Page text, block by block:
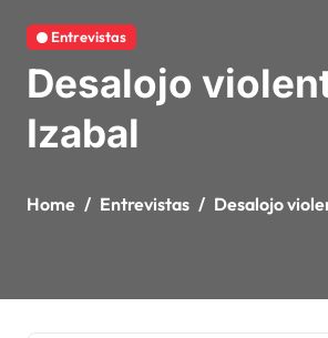
Entrevistas
Desalojo
Izabal
Home Entrevistas Desalojo